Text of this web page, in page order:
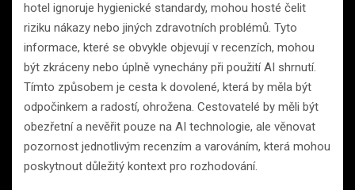
hotel ignoruje hygienické standardy, mohou hosté čelit
riziku nákazy nebo jiných zdravotních problémů. Tyto
informace, které se obvykle objevují v recenzích, mohou
být zkráceny nebo úplně vynechány při použití AI shrnutí.
Tímto způsobem je cesta k dovolené, která by měla být
odpočinkem a radostí, ohrožena. Cestovatelé by měli být
obezřetní a nevěřit pouze na AI technologie, ale věnovat
pozornost jednotlivým recenzím a varováním, která mohou
poskytnout důležitý kontext pro rozhodování.